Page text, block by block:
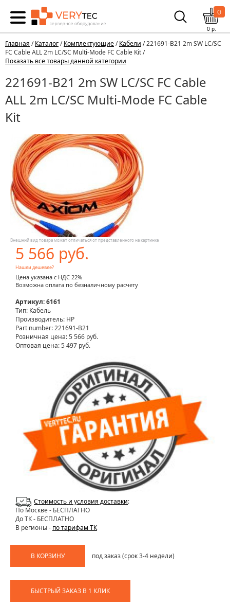
0
0р.
Главная /Каталог/Комплектующие/Кабели / 221691-B21 2m SW LC/SC
FC Cable ALL 2m LC/SC Multi-Mode FC Cable Kit /
Показать все товары данной категории
221691-B21 2m SW LC/SC FC Cable
ALL 2m LC/SC Multi-Mode FC Cable
Kit
Внешний вид товара может отличаться от представленного на картинке
5 566 руб.
Нашли дешевле?
Цена указана с НДС 22%
Возможна оплата по безналичному расчету
Артикул: 6161
Тип: Кабель
Производитель: HP
Part number: 221691-B21
Розничная цена:5 566 руб.
Оптовая цена: 5 497 руб.
Стоимость и условия доставки:
По Москве- БЕСПЛАТНО
До ТК - БЕСПЛАТНО
В регионы - по тарифам ТК
В КОРЗИНУ под заказ (срок 3-4 недели)
БЫСТРЫЙ ЗАКАЗ В 1 КЛИК